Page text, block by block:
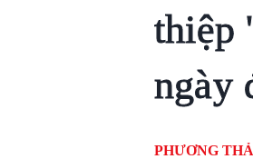
thiệp
ngày
PHƯƠNG